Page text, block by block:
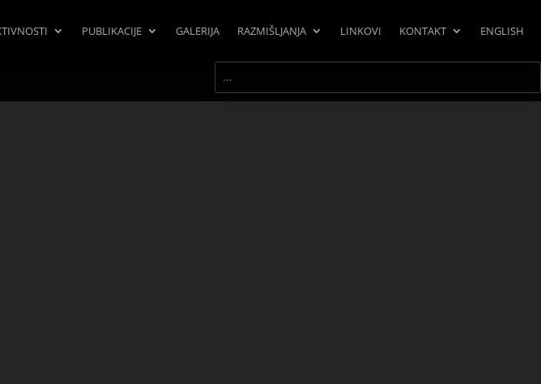
PUBLIKACIJE GALERIJA RAZMIŠLJANJA LINKOVI KONTAKT ENGLISH